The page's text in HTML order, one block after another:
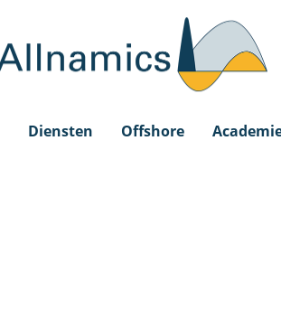
Diensten Offshore